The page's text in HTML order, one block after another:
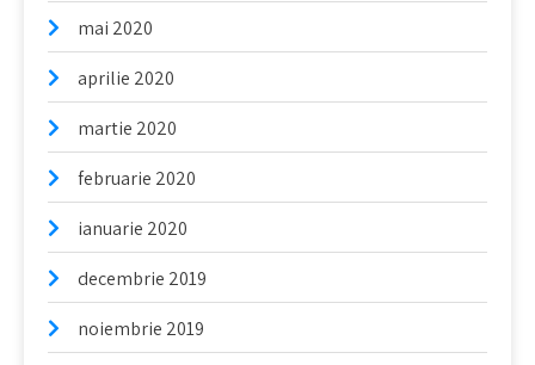
mai 2020
aprilie 2020
martie 2020
februarie 2020
ianuarie 2020
decembrie 2019
noiembrie 2019